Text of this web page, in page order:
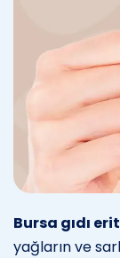
Bursa gıdı
yağların ve